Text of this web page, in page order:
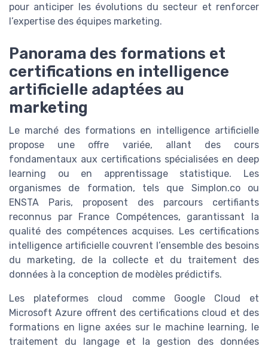
pour anticiper les évolutions du secteur et renforcer
l’expertise des équipes marketing.
Panorama des formations et
certifications en intelligence
artificielle adaptées au
marketing
Le marché des formations en intelligence artificielle
propose une offre variée, allant des cours
fondamentaux aux certifications spécialisées en deep
learning ou en apprentissage statistique. Les
organismes de formation, tels que Simplon.co ou
ENSTA Paris, proposent des parcours certifiants
reconnus par France Compétences, garantissant la
qualité des compétences acquises. Les certifications
intelligence artificielle couvrent l’ensemble des besoins
du marketing, de la collecte et du traitement des
données à la conception de modèles prédictifs.
Les plateformes cloud comme Google Cloud et
Microsoft Azure offrent des certifications cloud et des
formations en ligne axées sur le machine learning, le
traitement du langage et la gestion des données